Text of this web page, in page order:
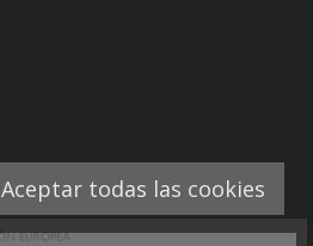
Aceptar todas las cookies